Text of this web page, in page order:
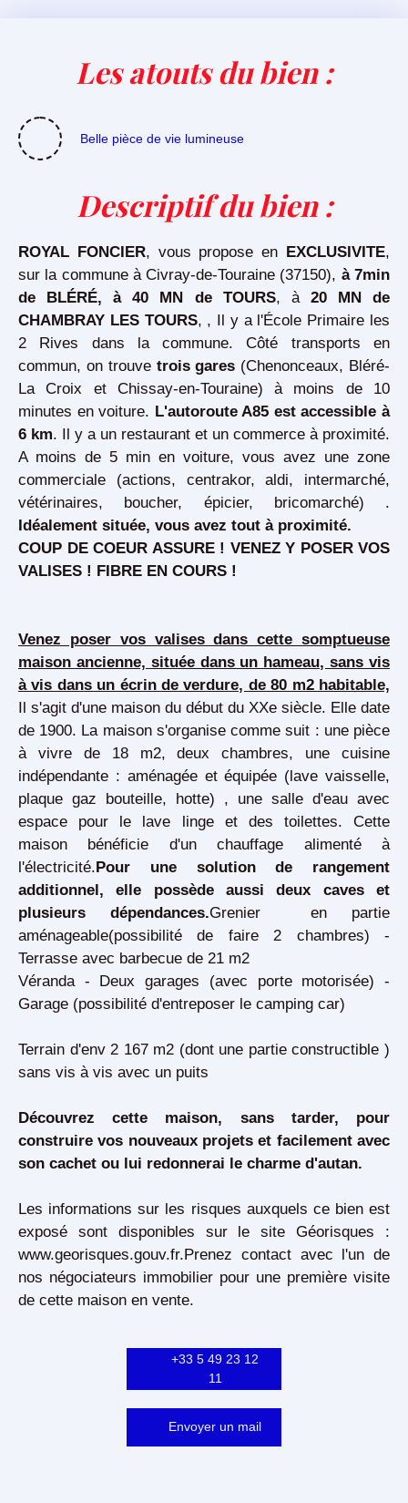
Les atouts du bien :
Belle pièce de vie lumineuse
Descriptif du bien:
ROYAL FONCIER, vous propose en EXCLUSIVITE,
sur la commune à Civray-de-Touraine (37150), à 7min
de BLÉRÉ, à 40 MN de TOURS, à 20 MN de
CHAMBRAY LES TOURS, , Il y a l'École Primaire les
2 Rives dans la commune. Côté transports en
commun, on trouve trois gares (Chenonceaux, Bléré-
La Croix et Chissay-en-Touraine) à moins de 10
minutes en voiture. L'autoroute A85 est accessible à
6 km. Il y a un restaurant et un commerce à proximité.
A moins de 5 min en voiture, vous avez une zone
commerciale (actions, centrakor, aldi, intermarché,
vétérinaires, boucher, épicier, bricomarché) .
Idéalement située, vous avez tout à proximité.
COUP DE COEUR ASSURE ! VENEZ Y POSER VOS
VALISES ! FIBRE EN COURS !
Venez poser vos valises dans cette somptueuse
maison ancienne, située dans un hameau, sans vis
à vis dans un écrin de verdure, de 80 m2 habitable,
Il s'agit d'une maison du début du XXe siècle. Elle date
de 1900. La maison s'organise comme suit : une pièce
à vivre de 18 m2, deux chambres, une cuisine
indépendante : aménagée et équipée (lave vaisselle,
plaque gaz bouteille, hotte) , une salle d'eau avec
espace pour le lave linge et des toilettes. Cette
maison bénéficie d'un chauffage alimenté à
l'électricité.Pour une solution de rangement
additionnel, elle possède aussi deux caves et
plusieurs dépendances.Grenier en partie
aménageable(possibilité de faire 2 chambres) -
Terrasse avec barbecue de 21 m2
Véranda - Deux garages (avec porte motorisée) -
Garage (possibilité d'entreposer le camping car)
Terrain d'env 2 167 m2 (dont une partie constructible )
sans vis à vis avec un puits
Découvrez cette maison, sans tarder, pour
construire vos nouveaux projets et facilement avec
son cachet ou lui redonnerai le charme d'autan.
Les informations sur les risques auxquels ce bien est
exposé sont disponibles sur le site Géorisques :
www.georisques.gouv.fr.Prenez contact avec l'un de
nos négociateurs immobilier pour une première visite
de cette maison en vente.
+33 5 49 23 12
11
Envoyer un mail